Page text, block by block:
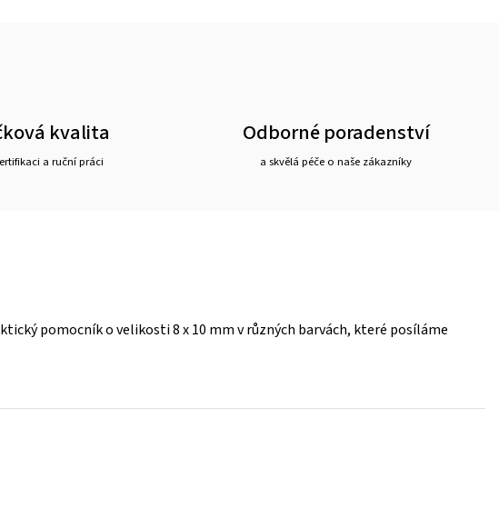
kvalita
a ruční práci
Odborné poradenství
a skvělá péče o naše zákazníky
pomocník o velikosti 8 x 10 mm v různých barvách, které posíláme